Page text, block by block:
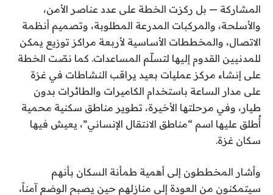
المشاركة — بل ركزت الخطة على عدد عناصر الأمن،
والأسلحة، والمركبات المدرعة المطلوبة، وتصميم أنظمة
الاتصال، والمخططات الأساسية لأربعة مراكز توزيع يمكن
للمدنيين القدوم إليها لتسلّم المساعدات. كما نصّت الخطة
على إنشاء مركز عمليات بعيد يراقب النشاطات في غزة
على مدار الساعة باستخدام الكاميرات والطائرات بدون
طيار، وفي مرحلتها الأخيرة، تطوير مناطق سكنية محمية
أُطلق عليها اسم “مناطق الانتقال الإنساني”، يعيش فيها
سكان غزة.
وأشار المخططون إلى أهمية طمأنة السكان بأنهم
سيتمكنون من العودة إلى منازلهم حين يصبح الوضع آمناً،